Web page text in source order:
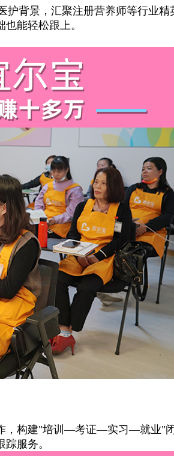
景，汇聚注册营养师等行业精
能轻松跟上。
构建"培训—考证—实习—就业"闭
服务。